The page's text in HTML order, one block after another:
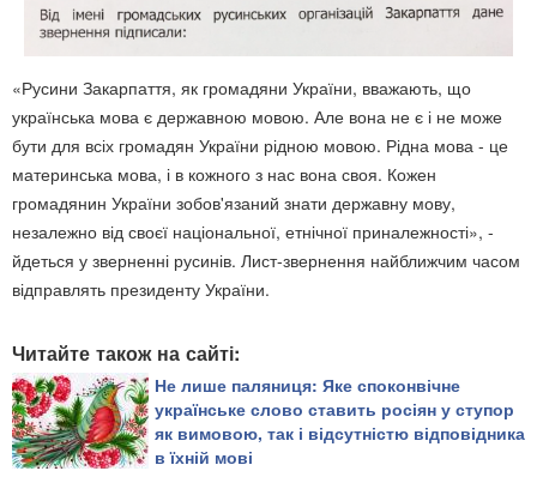
«Русини Закарпаття, як громадяни України, вважають, що
українська мова є державною мовою. Але вона не є і не може
бути для всіх громадян України рідною мовою. Рідна мова - це
материнська мова, і в кожного з нас вона своя. Кожен
громадянин України зобов'язаний знати державну мову,
незалежно від своєї національної, етнічної приналежності», -
йдеться у зверненні русинів. Лист-звернення найближчим часом
відправлять президенту України.
Читайте також на сайті:
Не лише паляниця: Яке споконвічне
українське слово ставить росіян у ступор
як вимовою, так і відсутністю відповідника
в їхній мові